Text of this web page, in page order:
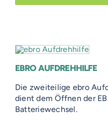
EBRO AUFDREHHILFE
Die zweiteilige ebro
dient dem Öffnen der
Batteriewechsel.